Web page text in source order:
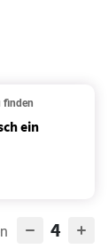
finden
ein
4